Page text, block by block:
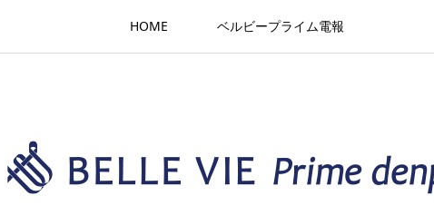
HOME ベルビープライム電報